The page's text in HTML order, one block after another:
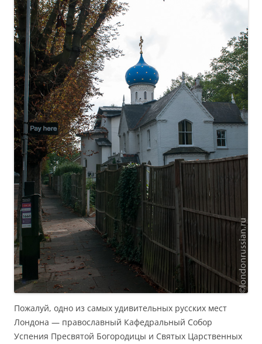
Пожалуй, одно из самых удивительных русских мест
Лондона — православный Кафедральный Собор
Успения Пресвятой Богородицы и Святых Царственных